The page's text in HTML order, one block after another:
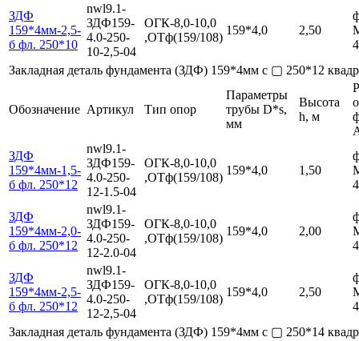
ЗДФ
159*4мм-2,5-
б фл. 250*10
nwl9.1-
ЗДФ159-
4.0-250-
10-2,5-04
ОГК-8,0-10,0
,ОТф(159/108)
159*4,0 2,50
Закладная деталь фундамента (ЗДФ) 159*4мм с ▢ 250*12
Обозначение Артикул Тип опор
Параметры
трубы D*s,
мм
Высота
h, м
ЗДФ
159*4мм-1,5-
б фл. 250*12
nwl9.1-
ЗДФ159-
4.0-250-
12-1.5-04
ОГК-8,0-10,0
,ОТф(159/108)
159*4,0 1,50
ЗДФ
159*4мм-2,0-
б фл. 250*12
nwl9.1-
ЗДФ159-
4.0-250-
12-2.0-04
ОГК-8,0-10,0
,ОТф(159/108)
159*4,0 2,00
ЗДФ
159*4мм-2,5-
б фл. 250*12
nwl9.1-
ЗДФ159-
4.0-250-
12-2,5-04
ОГК-8,0-10,0
,ОТф(159/108)
159*4,0 2,50
Закладная деталь фундамента (ЗДФ) 159*4мм с ▢ 250*14